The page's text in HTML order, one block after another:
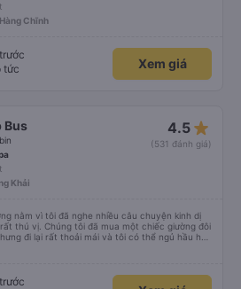
Chĩnh
tức
Xem giá
Bus 4.5 star_rate
(531 đánh giá)
Khải
nằm vì tôi đã nghe nhiều câu chuyện kinh dị
thú vị. Chúng tôi đã mua một chiếc giường đôi
đi lại rất thoải mái và tôi có thể ngủ hầu hết
duỗi chân hoàn toàn. Tôi sẽ cần thêm 20-
thỉnh thoảng bấm còi. Tôi thực sự khuyên